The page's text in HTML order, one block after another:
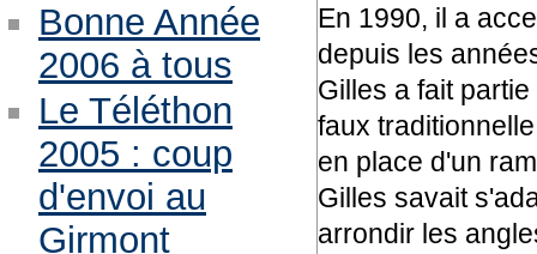
En 1990, il a
depuis les
Gilles a fait
faux
en place d'un
Gilles savait
arrondir les
Bonne Année
2006 à tous
Le Téléthon
2005 : coup
d'envoi au
Girmont